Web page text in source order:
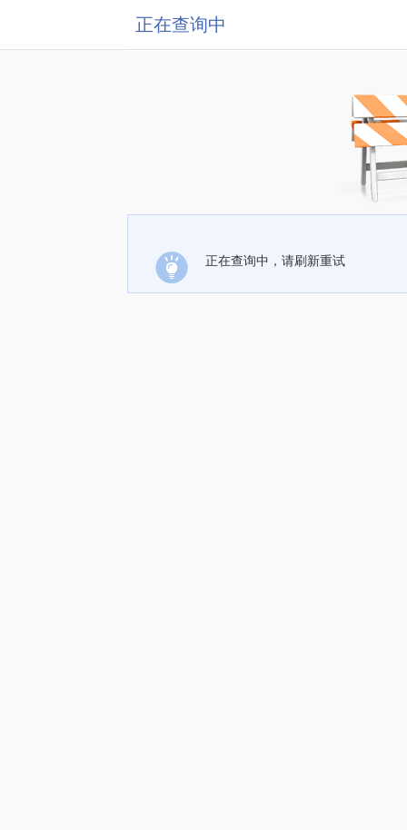
正在查询中
正在查询中，请刷新重试